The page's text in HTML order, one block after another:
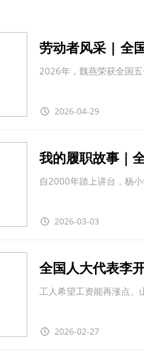
劳动者风采 | 全
2026年，魏燕荣获全国
2026-04-29
我的履职故事｜
自2000年踏上讲台，杨
2026-03-03
全国人大代表李
工人希望工资能再涨点
2026-02-27